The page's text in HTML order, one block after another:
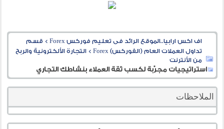
اف اكس ارابيا..الموقع الرائد فى تعليم فوركس Forex > قسم
تداول العملات العام (الفوركس) Forex
>التجارة الألكترونية والربح
من الأنترنت
استراتيجيات مجرّبة لكسب ثقة العملاء بنشاطك التجاري
الملاحظات